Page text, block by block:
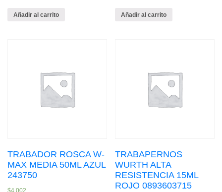
Añadir al carrito Añadir al carrito
TRABADOR ROSCA W-
MAX MEDIA 50ML AZUL
243750
$4.002
TRABAPERNOS
WURTH ALTA
RESISTENCIA 15ML
ROJO 0893603715